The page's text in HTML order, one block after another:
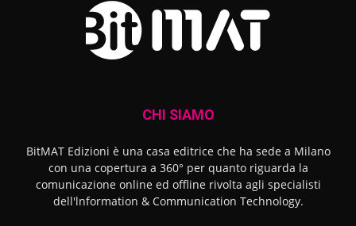
CHI SIAMO
BitMAT Edizioni è una casa editrice che ha sede a Milano
con una copertura a 360° per quanto riguarda la
comunicazione online ed offline rivolta agli specialisti
dell'lnformation & Communication Technology.